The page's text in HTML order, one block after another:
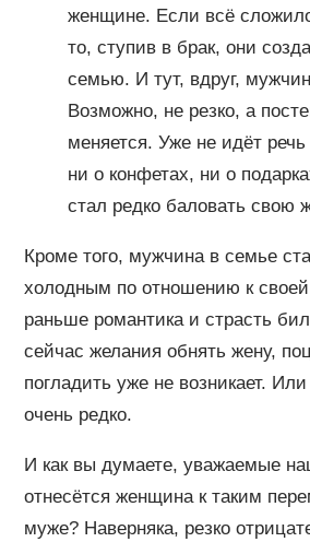
женщине. Если всё
то, ступив в брак, они
семью. И тут, вдруг,
Возможно, не резко, а
меняется. Уже не идёт
ни о конфетах, ни о
стал редко баловать свою
Кроме того, мужчина в семье
холодным по отношению к
раньше романтика и страсть
сейчас желания обнять жену,
погладить уже не возникает. Или
очень редко.
И как вы думаете, уважаемые
отнесётся женщина к таким
муже? Наверняка, резко